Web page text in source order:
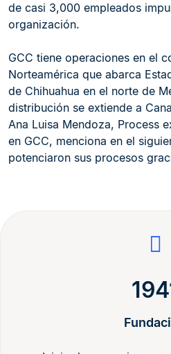
de casi 3,000 empleados
organización.
GCC tiene operaciones en el
Norteamérica que abarca
de Chihuahua en el norte de
distribución se extiende a
Ana Luisa Mendoza, Process
en GCC, menciona en el
potenciaron sus procesos